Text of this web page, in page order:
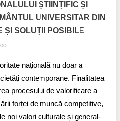
proaste politici locale din
transparența instituțiilor
societății civile
ȘTIINȚIFIC ȘI
UNIVERSITAR DIN
ȘI SOLUȚII POSIBILE
națională nu doar a
contemporane. Finalitatea
procesului de valorificare a
forței de muncă competitive,
noi valori culturale și general-